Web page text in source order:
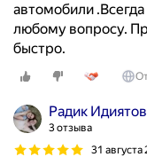
автомобили
любому вопросу.
быстро.
Радик Идиятов
3 отзыва
31 августа